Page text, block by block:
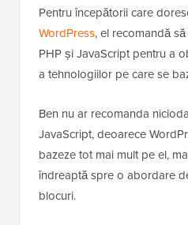
Pentru începătorii care
WordPress, el recomandă
PHP și JavaScript pentru a
a tehnologiilor pe care se
Ben nu ar recomanda
JavaScript, deoarece
bazeze tot mai mult pe el,
îndreaptă spre o abordare
blocuri.